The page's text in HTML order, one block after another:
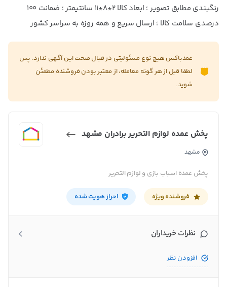
رنگبندی مطابق تصویر ؛ ابعاد کالا ۲*۸*۱۱ سانتیمتر ؛ ضمانت ۱۰۰
درصدی سلامت کالا ؛ ارسال سریع و همه روزه به سراسر کشور
عمدباکس هیچ نوع مسئولیتی در قبال صحت این آگهی ندارد. پس
لطفا قبل از هر گونه معامله، از معتبر بودن فروشنده مطمئن
شوید.
پخش عمده لوازم التحریر برادران مشهد
مشهد
پخش عمده اسباب بازی و لوازم التحریر
فروشنده ویژه احراز هویت شده
نظرات خریداران
افزودن نظر